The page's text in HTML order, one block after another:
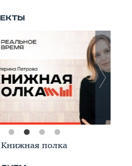
Книжная полка